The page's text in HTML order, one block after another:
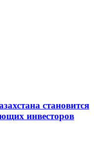
становится
инвесторов